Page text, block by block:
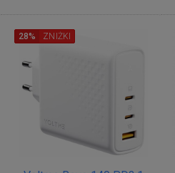
28% ZNIŻKI